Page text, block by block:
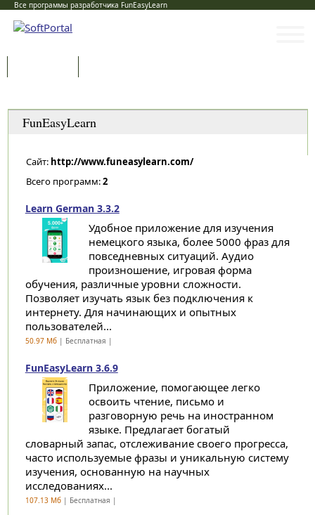
Все программы разработчика FunEasyLearn
FunEasyLearn
Сайт: http://www.funeasylearn.com/
Всего программ:2
Learn German 3.3.2
Удобное приложение для изучения
немецкого языка, более 5000 фраз для
повседневных ситуаций. Аудио
произношение, игровая форма
обучения, различные уровни сложности.
Позволяет изучать язык без подключения к
интернету. Для начинающих и опытных
пользователей...
50.97 Мб| Бесплатная |
FunEasyLearn 3.6.9
Приложение, помогающее легко
освоить чтение, письмо и
разговорную речь на иностранном
языке. Предлагает богатый
словарный запас, отслеживание своего прогресса,
часто используемые фразы и уникальную систему
изучения, основанную на научных
исследованиях...
107.13 Мб| Бесплатная |